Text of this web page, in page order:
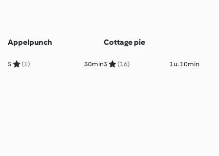
Appelpunch
5 (1) 30min
Cottage pie
3 (16) 1u. 10min